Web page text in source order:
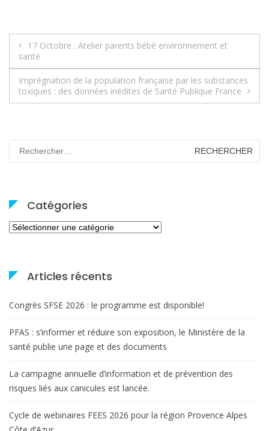
Navigation
de
l’article
17 Octobre : Atelier parents bébé environnement et
santé
Imprégnation de la population française par les substances
toxiques : des données inédites de Santé Publique France
Rechercher :
Catégories
Catégories
Articles récents
Congrès SFSE 2026 : le programme est disponible!
PFAS : s’informer et réduire son exposition, le Ministère de la
santé publie une page et des documents
La campagne annuelle d’information et de prévention des
risques liés aux canicules est lancée.
Cycle de webinaires FEES 2026 pour la région Provence Alpes